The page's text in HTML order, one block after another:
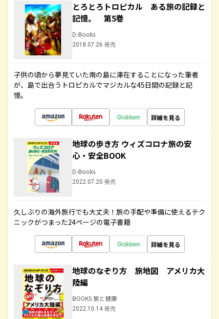
とろとろトロピカル ある旅の記録と
記憶。 第5巻
D-Books
2018.07.26 発売
子供の頃から夢見ていた南の島に滞在することになった筆者
が、島で出合うトロピカルでマジカルな45日間の記録と記
憶。
詳細を見る
地球の歩き方 ウィズコロナ旅の安
心・安全BOOK
D-Books
2022.07.20 発売
久しぶりの海外旅行でも大丈夫！旅の手配や準備に使えるテク
ニックがつまった24ページの電子書籍
詳細を見る
地球のなぞり方 旅地図 アメリカ大
陸編
BOOKS 旅と健康
2022.10.14 発売